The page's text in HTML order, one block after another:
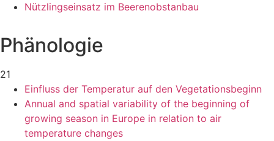
Nützlingseinsatz im Beerenobstanbau
Phänologie
21
Einfluss der Temperatur auf den Vegetationsbeginn
Annual and spatial variability of the beginning of
growing season in Europe in relation to air
temperature changes